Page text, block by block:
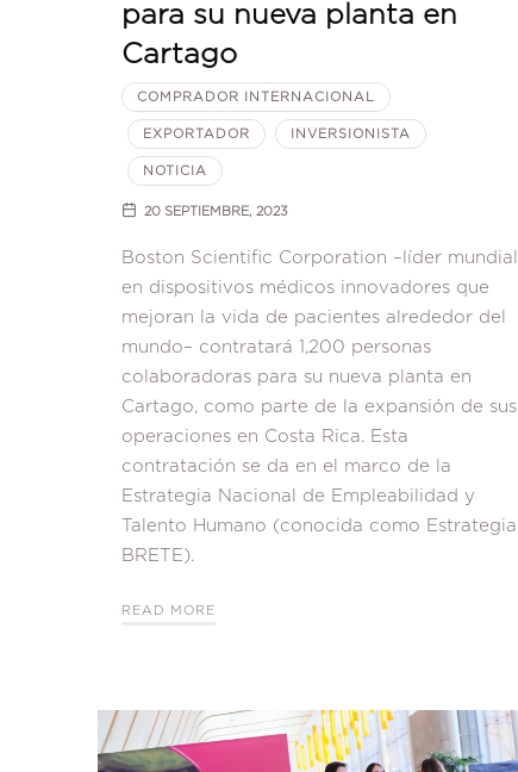
para su nueva planta en
Cartago
COMPRADOR INTERNACIONAL
EXPORTADOR INVERSIONISTA
NOTICIA
20 SEPTIEMBRE, 2023
Boston Scientific Corporation –líder mundial
en dispositivos médicos innovadores que
mejoran la vida de pacientes alrededor del
mundo– contratará 1,200 personas
colaboradoras para su nueva planta en
Cartago, como parte de la expansión de sus
operaciones en Costa Rica. Esta
contratación se da en el marco de la
Estrategia Nacional de Empleabilidad y
Talento Humano (conocida como Estrategia
BRETE).
READ MORE